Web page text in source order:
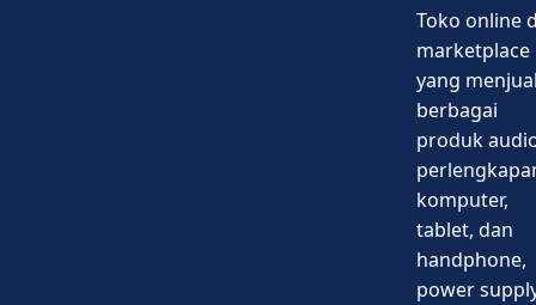
Toko online
marketplace
yang
berbagai
produk
komputer,
tablet, dan
handphone,
power